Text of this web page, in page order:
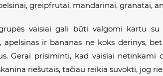
greipfrutai, mandarinai, granatai,
vaisiai gali būti valgomi kartu
apelsinas ir bananas ne koks derinys,
Gerai prisiminti, kad vaisiai
riešutais, tačiau reikia suvokti, jog